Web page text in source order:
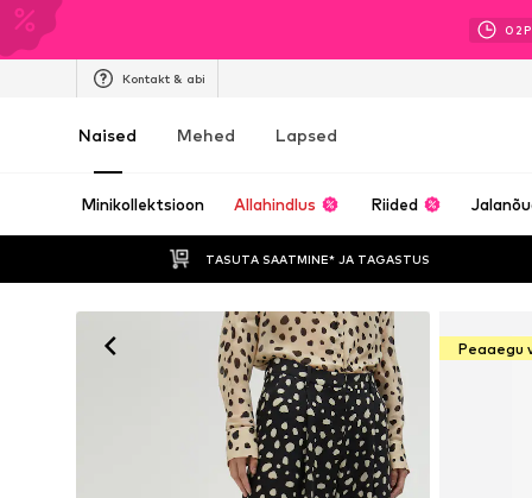
02P
Kontakt & abi
Naised Mehed Lapsed
Minikollektsioon Allahindlus Riided
TASUTA SAATMINE* JA TAGASTUS
Peaaegu